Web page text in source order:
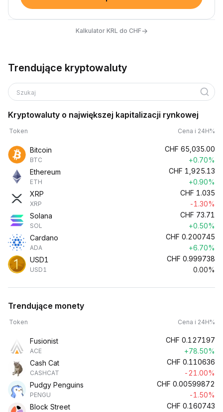
Kalkulator KRL do CHF→
Trendujące kryptowaluty
Szukaj
Kryptowaluty o największej kapitalizacji rynkowej
Token Cena i 24H%
Bitcoin
BTC
CHF 65,035.00
+0.70%
Ethereum
ETH
CHF 1,925.13
+0.90%
XRP
XRP
CHF 1.035
-1.30%
Solana
SOL
CHF 73.71
+0.50%
Cardano
ADA
CHF 0.200745
+6.70%
USD1
USD1
CHF 0.999738
0.00%
Trendujące monety
Token Cena i 24H%
Fusionist
ACE
CHF 0.127197
+78.50%
Cash Cat
CASHCAT
CHF 0.110636
-21.00%
Pudgy Penguins
PENGU
CHF 0.00599872
-1.50%
Block Street
CHF 0.160743